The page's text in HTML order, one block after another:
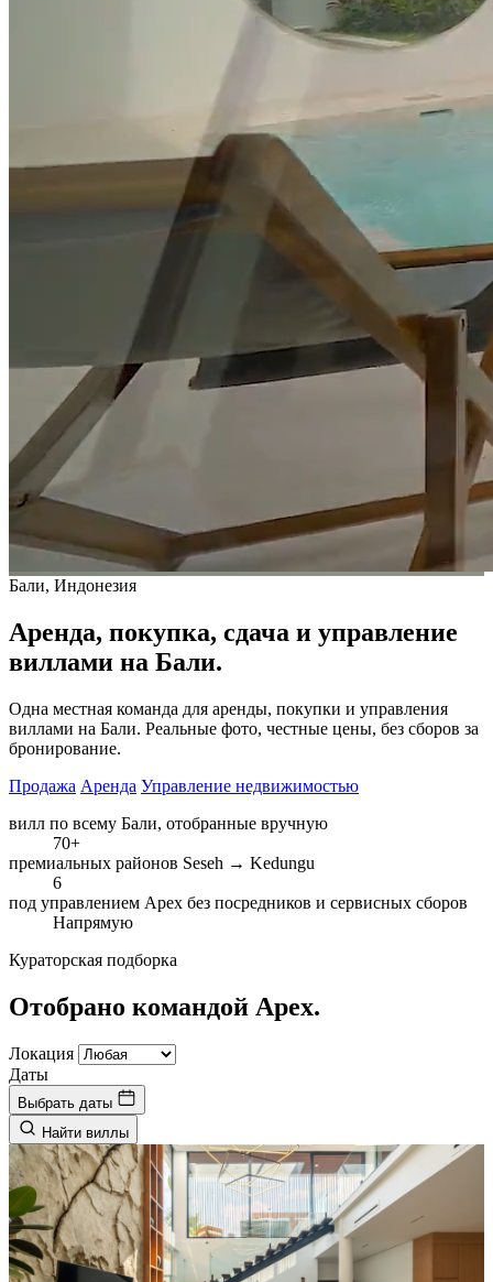
Бали, Индонезия
Аренда, покупка, сдача и управление
виллами на Бали.
Одна местная команда для аренды, покупки и управления
виллами на Бали. Реальные фото, честные цены, без сборов за
бронирование.
Продажа Аренда Управление недвижимостью
вилл по всему Бали, отобранные вручную
70+
премиальных районов Seseh → Kedungu
6
под управлением Apex без посредников и сервисных сборов
Напрямую
Кураторская подборка
Отобрано командой Apex.
Локация
Даты
Выбрать даты
Найти виллы